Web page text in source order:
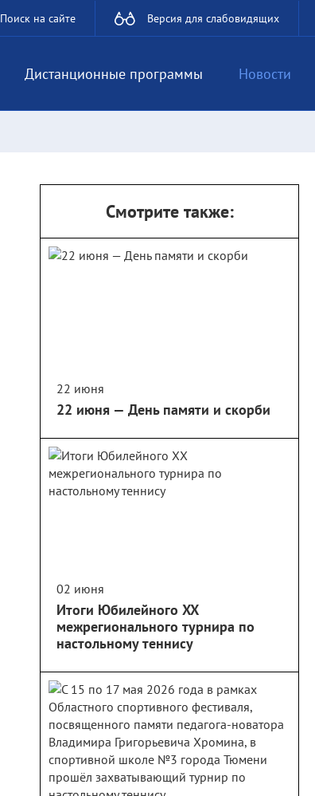
Поиск на сайте Версия для слабовидящих
Дистанционные программы Новости
Смотрите также:
22 июня
22 июня — День памяти и скорби
02 июня
Итоги Юбилейного XX
межрегионального турнира по
настольному теннису